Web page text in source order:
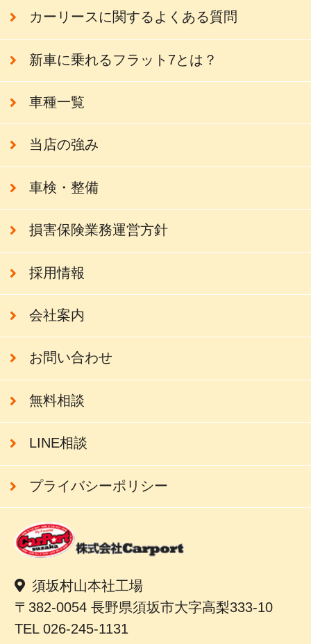
カーリースに関するよくある質問
新車に乗れるフラット7とは？
車種一覧
当店の強み
車検・整備
損害保険業務運営方針
採用情報
会社案内
お問い合わせ
無料相談
LINE相談
プライバシーポリシー
須坂村山本社工場
〒382-0054 長野県須坂市大字高梨333-10
TEL 026-245-1131